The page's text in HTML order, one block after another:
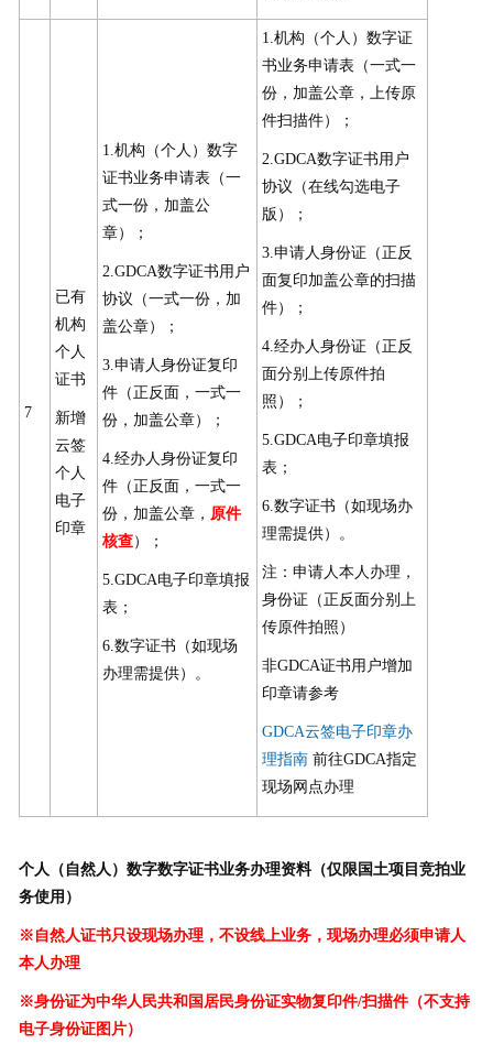
7
已有
机构
个人
证书
新增
云签
个人
电子
印章
1.机构（个人）数字
证书业务申请表（一
式一份，加盖公
章）；
2.GDCA数字证书用户
协议（一式一份，加
盖公章）；
3.申请人身份证复印
件（正反面，一式一
份，加盖公章）；
4.经办人身份证复印
件（正反面，一式一
份，加盖公章， 原件
核查）；
5.GDCA电子印章填报
表；
6.数字证书（如现场
办理需提供）。
1.机构（个人）数字证
书业务申请表（一式一
份，加盖公章，上传原
件扫描件）；
2.GDCA数字证书用户
协议（在线勾选电子
版）；
3.申请人身份证（正反
面复印加盖公章的扫描
件）；
4.经办人身份证（正反
面分别上传原件拍
照）；
5.GDCA电子印章填报
表；
6.数字证书（如现场办
理需提供）。
注：申请人本人办理，
身份证（正反面分别上
传原件拍照）
非GDCA证书用户增加
印章请参考
GDCA云签电子印章办
理指南 前往GDCA指定
现场网点办理
个人（自然人）数字数字证书业务办理资料（仅限国土项目竞拍业
务使用）
※自然人证书只设现场办理，不设线上业务，现场办理必须申请人
本人办理
※身份证为中华人民共和国居民身份证实物复印件/扫描件（不支持
电子身份证图片）